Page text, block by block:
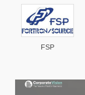
CHUANGO